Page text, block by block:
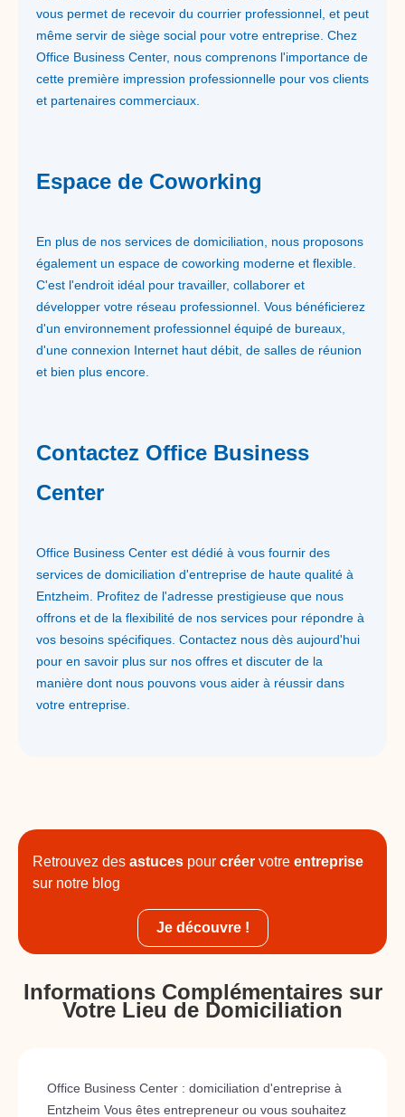
vous permet de recevoir du courrier professionnel, et peut
même servir de siège social pour votre entreprise. Chez
Office Business Center, nous comprenons l'importance de
cette première impression professionnelle pour vos clients
et partenaires commerciaux.
Espace de Coworking
En plus de nos services de domiciliation, nous proposons
également un espace de coworking moderne et flexible.
C'est l'endroit idéal pour travailler, collaborer et
développer votre réseau professionnel. Vous bénéficierez
d'un environnement professionnel équipé de bureaux,
d'une connexion Internet haut débit, de salles de réunion
et bien plus encore.
Contactez Office Business
Center
Office Business Center est dédié à vous fournir des
services de domiciliation d'entreprise de haute qualité à
Entzheim. Profitez de l'adresse prestigieuse que nous
offrons et de la flexibilité de nos services pour répondre à
vos besoins spécifiques. Contactez nous dès aujourd'hui
pour en savoir plus sur nos offres et discuter de la
manière dont nous pouvons vous aider à réussir dans
votre entreprise.
Retrouvez des astuces pour créer votre entreprise
sur notre blog
Je découvre !
Informations Complémentaires sur
Votre Lieu de Domiciliation
Office Business Center : domiciliation d'entreprise à
Entzheim Vous êtes entrepreneur ou vous souhaitez